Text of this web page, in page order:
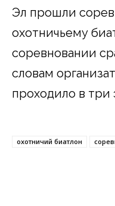
Эл прошли
охотничьему
соревновании
словам
проходило в три
охотничий биатлон